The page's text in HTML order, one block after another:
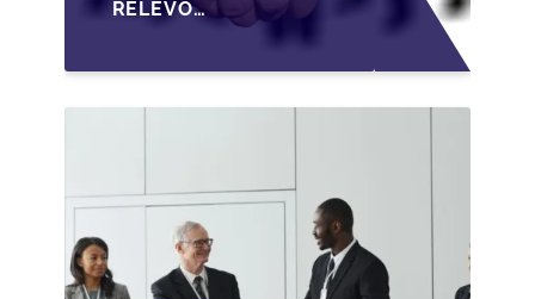
RELEVO
GENERACIONAL EN
PYMES ESPAÑOLAS